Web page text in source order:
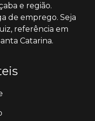
e região.
de emprego. Seja
referência em
Catarina.